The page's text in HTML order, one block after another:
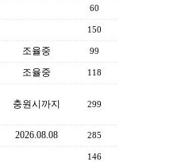
60
150
조율중 99
조율중 118
충원시까지 299
2026.08.08 285
146